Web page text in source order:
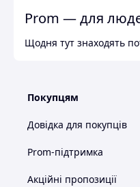
Prom — для
Щодня тут знаходять
Покупцям
Довідка для покупців
Prom-підтримка
Акційні пропозиції